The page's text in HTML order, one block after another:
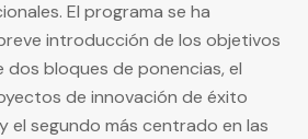
El programa se ha
introducción de los objetivos
dos bloques de ponencias, el
de innovación de éxito
el segundo más centrado en las